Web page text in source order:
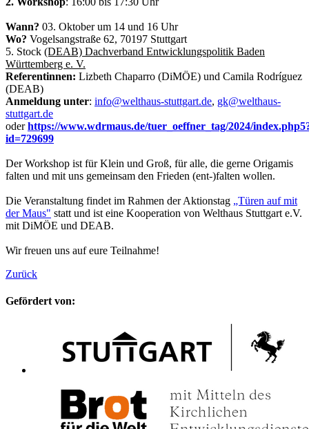
Wann? 03. Oktober um 14 und 16 Uhr
Wo? Vogelsangstraße 62, 70197 Stuttgart
5. Stock (DEAB) Dachverband Entwicklungspolitik Baden
Württemberg e. V.
Referentinnen: Lizbeth Chaparro (DiMÖE) und Camila Rodríguez
(DEAB)
Anmeldung unter: info@welthaus-stuttgart.de, gk@welthaus-
stuttgart.de
oder https://www.wdrmaus.de/tuer_oeffner_tag/2024/
id=729699
Der Workshop ist für Klein und Groß, für alle, die gerne Origamis
falten und mit uns gemeinsam den Frieden (ent-)falten wollen.
Die Veranstaltung findet im Rahmen der Aktionstag „Türen auf mit
der Maus" statt und ist eine Kooperation von Welthaus Stuttgart e.V.
mit DiMÖE und DEAB.
Wir freuen uns auf eure Teilnahme!
Zurück
Gefördert von: